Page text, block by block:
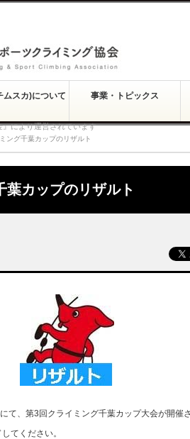
により運営されています
ムスカ)について 事業・トピックス
ング千葉カップのリザルト
葉カップのリザルト
て、第3回クライミング千葉カップ大会が開催
てください。